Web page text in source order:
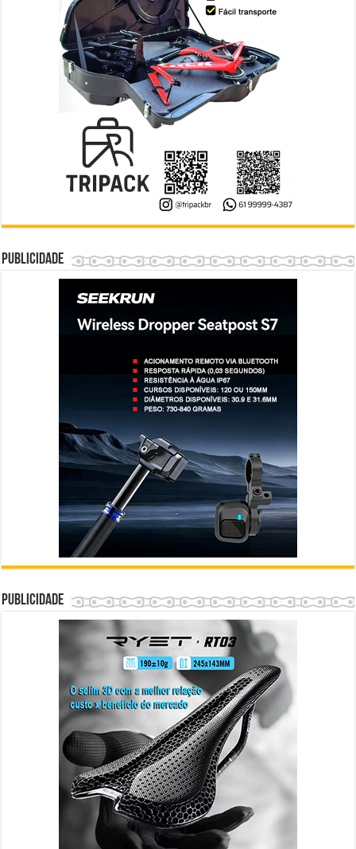
Publicidade
Publicidade